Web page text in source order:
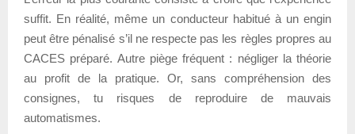
suffit. En réalité, même un conducteur habitué à un engin
peut être pénalisé s’il ne respecte pas les règles propres au
CACES préparé. Autre piège fréquent : négliger la théorie
au profit de la pratique. Or, sans compréhension des
consignes, tu risques de reproduire de mauvais
automatismes.